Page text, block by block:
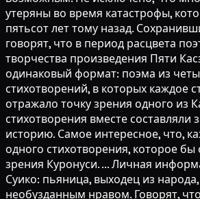
утеряны во время катастрофы,
пятьсот лет тому назад.
говорят, что в период расцвета
творчества произведения Пяти
одинаковый формат: поэма из
стихотворений, в которых каждое
отражало точку зрения одного из
стихотворения вместе составляли
историю. Самое интересное, что,
одного стихотворения, которое бы
зрения Куронуси. ... Личная
Суико: пьяница, выходец из
необузданным нравом. Говорят,